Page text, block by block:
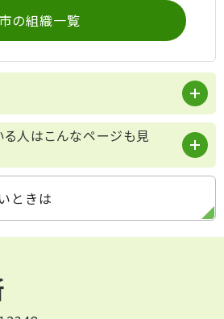
市の組織一覧
人はこんなページも見
ときは